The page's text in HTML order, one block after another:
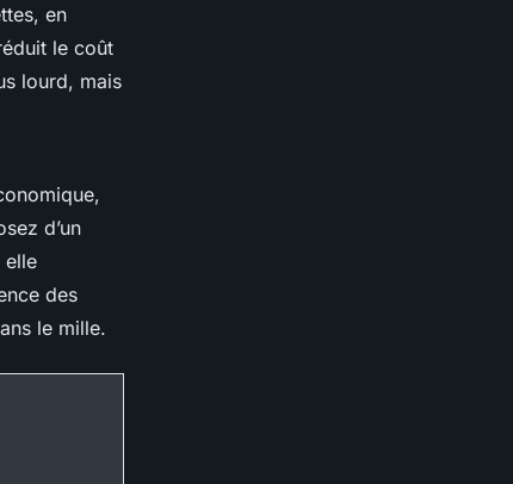
en
le coût
lourd, mais
d’un
elle
des
le mille.